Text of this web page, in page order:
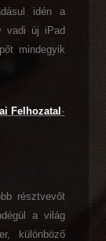
idén a
vadi új iPad
mindegyik
Felhozatal-
résztvevőt
a világ
különböző